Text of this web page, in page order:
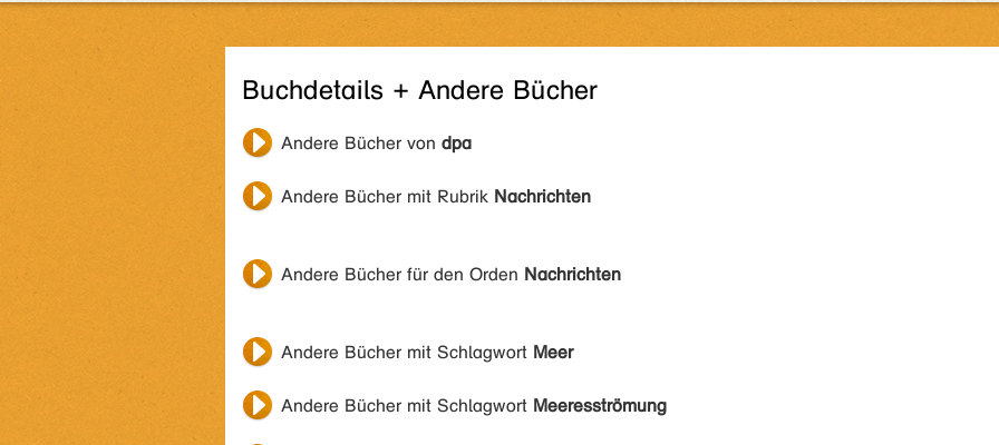
Buchdetails + Andere Bücher
Andere Bücher von dpa
Andere Bücher mit Rubrik Nachrichten
Andere Bücher für den Orden Nachrichten
Andere Bücher mit Schlagwort Meer
Andere Bücher mit Schlagwort Meeresströmung